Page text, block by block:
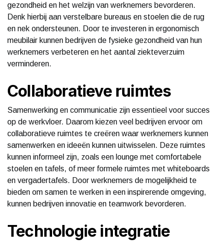
gezondheid en het welzijn van werknemers bevorderen.
Denk hierbij aan verstelbare bureaus en stoelen die de rug
en nek ondersteunen. Door te investeren in ergonomisch
meubilair kunnen bedrijven de fysieke gezondheid van hun
werknemers verbeteren en het aantal ziekteverzuim
verminderen.
Collaboratieve ruimtes
Samenwerking en communicatie zijn essentieel voor succes
op de werkvloer. Daarom kiezen veel bedrijven ervoor om
collaboratieve ruimtes te creëren waar werknemers kunnen
samenwerken en ideeën kunnen uitwisselen. Deze ruimtes
kunnen informeel zijn, zoals een lounge met comfortabele
stoelen en tafels, of meer formele ruimtes met whiteboards
en vergadertafels. Door werknemers de mogelijkheid te
bieden om samen te werken in een inspirerende omgeving,
kunnen bedrijven innovatie en teamwork bevorderen.
Technologie integratie